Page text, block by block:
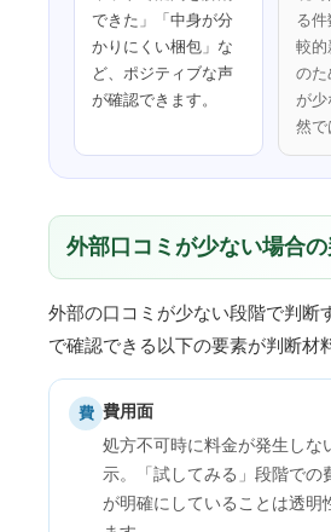
できた」「中身が分
かりにくい梱包」な
ど、ポジティブな声
が確認できます。
る
較的
のた
が少
然で
外部口コミが少ない場合
外部の口コミが少ない段階で判断
で確認できる以下の要素が判断材
費 費用面
処方不可時に料金が発生しな
示。「試してみる」段階での
が明確にしていることは透明